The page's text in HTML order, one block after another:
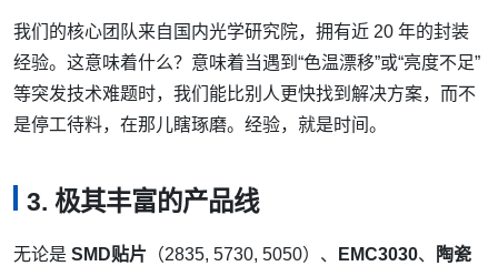
我们的核心团队来自国内光学研究院，拥有近 20 年的封装
经验。这意味着什么？意味着当遇到“色温漂移”或“亮度不足”
等突发技术难题时，我们能比别人更快找到解决方案，而不
是停工待料，在那儿瞎琢磨。经验，就是时间。
3. 极其丰富的产品线
无论是 SMD贴片 （2835, 5730, 5050）、 EMC3030、
陶瓷